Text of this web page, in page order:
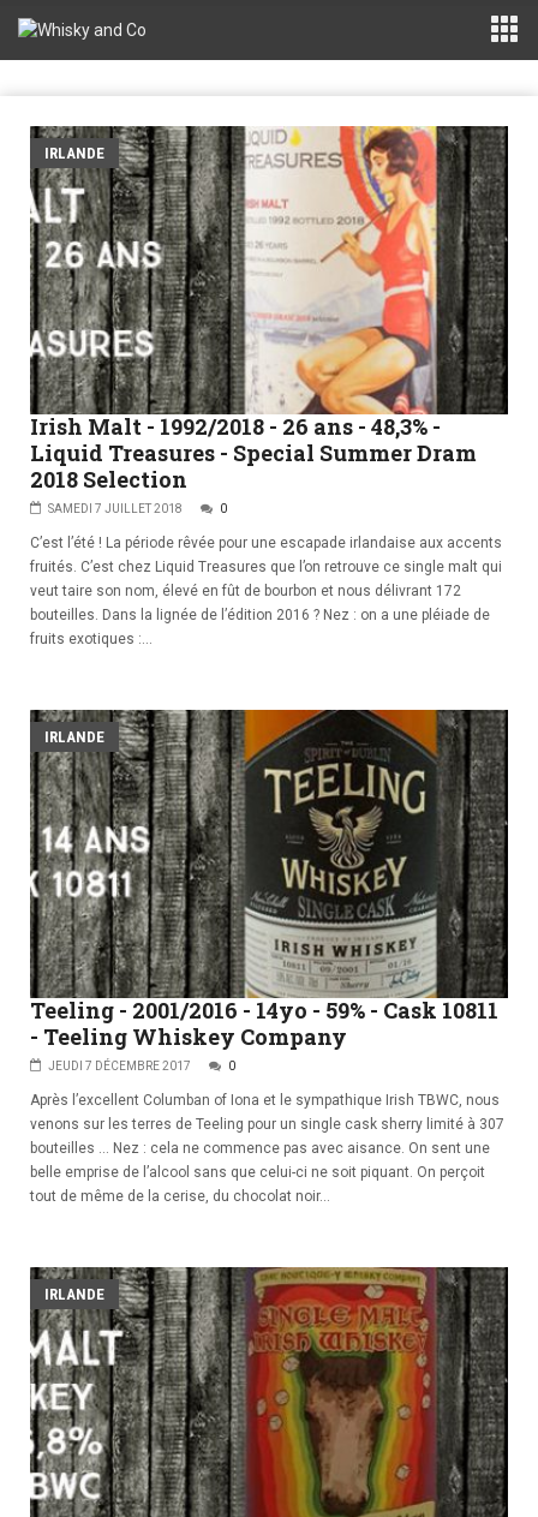
IRLANDE
Irish Malt - 1992/2018 - 26 ans - 48,3% -
Liquid Treasures - Special Summer Dram
2018 Selection
SAMEDI 7 JUILLET 2018 0
C’est l’été ! La période rêvée pour une escapade irlandaise aux accents
fruités. C’est chez Liquid Treasures que l’on retrouve ce single malt qui
veut taire son nom, élevé en fût de bourbon et nous délivrant 172
bouteilles. Dans la lignée de l’édition 2016 ? Nez : on a une pléiade de
fruits exotiques :...
IRLANDE
Teeling - 2001/2016 - 14yo - 59% - Cask 10811
- Teeling Whiskey Company
JEUDI 7 DÉCEMBRE 2017 0
Après l’excellent Columban of Iona et le sympathique Irish TBWC, nous
venons sur les terres de Teeling pour un single cask sherry limité à 307
bouteilles … Nez : cela ne commence pas avec aisance. On sent une
belle emprise de l’alcool sans que celui-ci ne soit piquant. On perçoit
tout de même de la cerise, du chocolat noir...
IRLANDE